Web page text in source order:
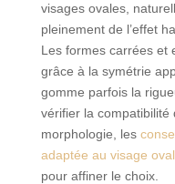
visages ovales,
pleinement de l’effet
Les formes carrées et
grâce à la symétrie
gomme parfois la
vérifier la compatibilité
morphologie, les
adaptée au visage
pour affiner le choix.